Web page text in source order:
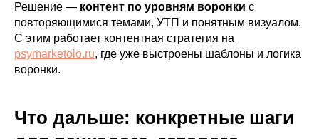
Решение — контент по уровням воронки с
повторяющимися темами, УТП и понятным визуалом.
С этим работает контентная стратегия на
psymarketolo.ru, где уже выстроены шаблоны и логика
воронки.
Что дальше: конкретные шаги